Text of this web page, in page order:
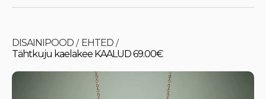
DISAINIPOOD / EHTED /
Tähtkuju kaelakee KAALUD 69.00€